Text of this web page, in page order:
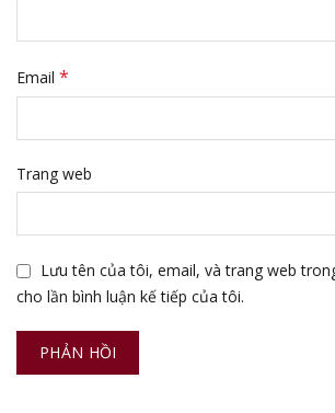
Email *
Trang web
Lưu tên của tôi, email, và trang web
cho lần bình luận kế tiếp của tôi.